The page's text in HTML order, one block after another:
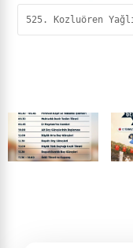
525. Kozluören